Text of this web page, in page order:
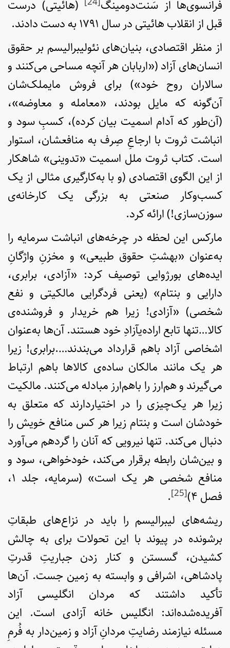
فرانسوی‌ها از سَنت‌دومینگ
(هائیتی) درست
قبل از انقلاب هائیتی در سال ۱۷۹۱ به دست دادند.
از منظر اقتصادی، بنیان‌های نئولیبرالیسم بر حقوق
انسان‌های آزاد («اربابان هر آنچه مساحی می‌کنند و
سالاران روح خود») برای فروش مایملک‌شان
آن‌گونه که مایل بودند، «معامله و معاوضه»،
(آن‌طور که آدام اسمیت بیان کرده)، کسبِ سود و
انباشت ثروت با ارجاعِ صِرف به منافعشان، استوار
است. کتاب ثروت ملل اسمیت «تدوینی» شاهکار
از این الگوی اقتصادی (و با به‌کارگیری مثالی از یک
کسب‌وکار صنعتی به بزرگی یک کارخانه‌ی
سوزن‌سازی!) ارائه کرد.
مارکس این لحظه در چرخه‌های انباشت سرمایه را
به‌عنوان «بهشتِ حقوق طبیعی» و مخزنِ واژگانِ
ایده‌های بورژوایی توصیف کرد: «آزادی، برابری،
دارایی و بنتام» (یعنی فردگرایی مالکیتی و نفع
شخصی) «آزادی! زیرا هم خریدار و فروشنده‌ی
کالا…تنها تابع اراده‌یآزادِ خود هستند. آن‌ها به‌عنوان
اشخاصی آزاد باهم قرارداد می‌بندند….برابری! زیرا
هر یک مانند مالکان ساده‌ی کالاها باهم ارتباط
می‌گیرند و هم‌ارز را باهم‌ارز مبادله می‌کنند. مالکیت
زیرا هر یک‌چیزی را در اختیاردارند که متعلق به
خودشان است و بنتام زیرا هر کس منافع خویش را
دنبال می‌کند. تنها نیرویی که آنان را گردهم می‌آورد
و بین‌شان رابطه برقرار می‌کند، خودخواهی، سود و
منافع شخصی هر یک است» (سرمایه، جلد ۱،
فصل ۴)
[25]
.
ریشه‌های لیبرالیسم را باید در نزاع‌های طبقاتِ
برشونده در پیوند با این تحولات برای به چالش
کشیدن، گسستن و کنار زدن جباریتِ قدرتِ
پادشاهی، اشرافی و وابسته به زمین جست. آن‌ها
تأکید داشتند که مردان انگلیسی آزاد
آفریده‌شده‌اند: انگلیس خانه آزادی است. این
مسئله نیازمند رضایتِ مردانِ آزاد و زمین‌دار به فُرمِ